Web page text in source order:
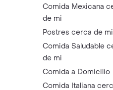
Comida Mexicana
de mi
Postres cerca de mi
Comida Saludable
de mi
Comida a Domicilio
Comida Italiana